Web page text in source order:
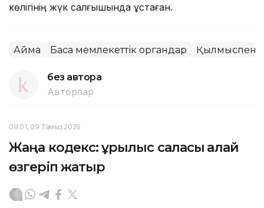
көлігінің жүк салғышында ұстаған.
Аймақ Басқа мемлекеттік органдар Қылмыспен
без автора
Авторлар
09:01, 09 Тамыз 2026
Жаңа кодекс: құрылыс саласы қалай
өзгеріп жатыр